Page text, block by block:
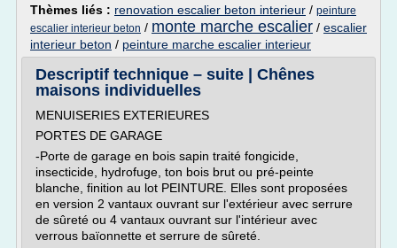
Thèmes liés : renovation escalier beton interieur / peinture
escalier interieur beton / monte marche escalier / escalier
interieur beton / peinture marche escalier interieur
Descriptif technique – suite | Chênes
maisons individuelles
MENUISERIES EXTERIEURES
PORTES DE GARAGE
-Porte de garage en bois sapin traité fongicide,
insecticide, hydrofuge, ton bois brut ou pré-peinte
blanche, finition au lot PEINTURE. Elles sont proposées
en version 2 vantaux ouvrant sur l'extérieur avec serrure
de sûreté ou 4 vantaux ouvrant sur l'intérieur avec
verrous baïonnette et serrure de sûreté.